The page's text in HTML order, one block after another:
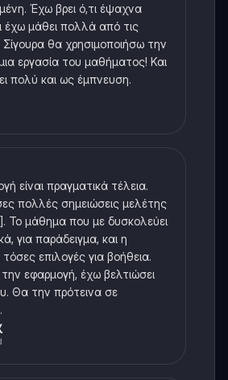
Έχω βρει ό,τι έψαχνα
έχω μάθει πολλά από τις
Σίγουρα θα χρησιμοποιήσω την
εργασία του μαθήματος! Και
πολύ και ως έμπνευση.
είναι πραγματικά τέλεια.
πολλές σημειώσεις μελέτης
Το μάθημα που με δυσκολεύει
για παράδειγμα, και η
επιλογές για βοήθεια.
εφαρμογή, έχω βελτιώσει
Θα την πρότεινα σε